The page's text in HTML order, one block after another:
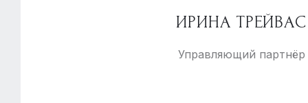
ИРИНА ТРЕЙВАС
Управляющий партнёр